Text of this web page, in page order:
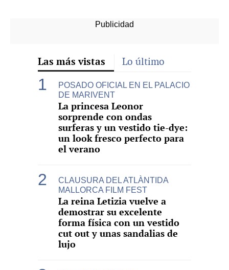
Las más vistas Lo último
POSADO OFICIAL EN EL PALACIO
DE MARIVENT
La princesa Leonor
sorprende con ondas
surferas y un vestido tie-dye:
un look fresco perfecto para
el verano
CLAUSURA DEL ATLÀNTIDA
MALLORCA FILM FEST
La reina Letizia vuelve a
demostrar su excelente
forma física con un vestido
cut out y unas sandalias de
lujo